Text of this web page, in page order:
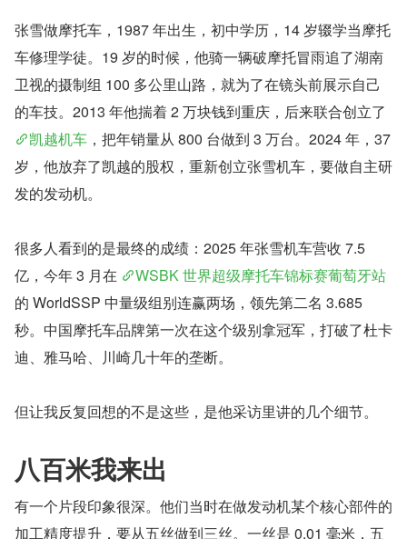
张雪做摩托车，1987 年出生，初中学历，14 岁辍学当摩托
车修理学徒。19 岁的时候，他骑一辆破摩托冒雨追了湖南
卫视的摄制组 100 多公里山路，就为了在镜头前展示自己
的车技。2013 年他揣着 2 万块钱到重庆，后来联合创立了
凯越机车 ，把年销量从 800 台做到 3 万台。2024 年，37
岁，他放弃了凯越的股权，重新创立张雪机车，要做自主研
发的发动机。
很多人看到的是最终的成绩：2025 年张雪机车营收 7.5
亿，今年 3 月在
WSBK 世界超级摩托车锦标赛葡萄牙站
的 WorldSSP 中量级组别连赢两场，领先第二名 3.685
秒。中国摩托车品牌第一次在这个级别拿冠军，打破了杜卡
迪、雅马哈、川崎几十年的垄断。
但让我反复回想的不是这些，是他采访里讲的几个细节。
八百米我来出
有一个片段印象很深。他们当时在做发动机某个核心部件的
加工精度提升，要从五丝做到三丝。一丝是 0.01 毫米，五